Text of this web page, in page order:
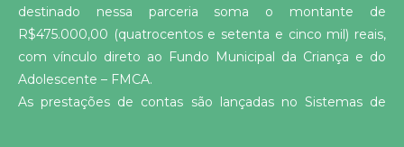
destinado nessa parceria soma o montante de
R$475.000,00 (quatrocentos e setenta e cinco mil) reais,
com vínculo direto ao Fundo Municipal da Criança e do
Adolescente – FMCA.
As prestações de contas são lançadas no Sistemas de